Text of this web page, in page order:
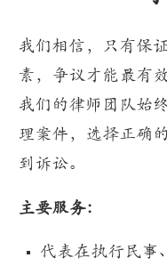
我们相信，只有保
素，争议才能最有
我们的律师团队始
理案件，选择正确
到诉讼。
主要服务：
代表在执行民事